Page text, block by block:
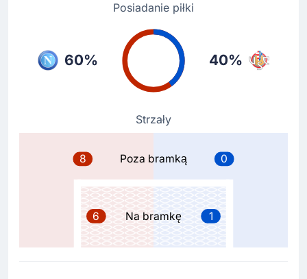
Zmiana zawodnika
Jari Vandeputte
Jari Vandeputte zmienia David Okereke na Stadio Diego
Armando Maradona.
46'
Zmiana zawodnika
Warren Bondo
Alberto Grassi
Alberto Grassi za Warren Bondo jako first zmiana u
Kevin De Bruyne(Strzelec)
Posiadanie piłki
60% 40%
Strzały
8 Poza bramką 0
6 Na bramkę 1